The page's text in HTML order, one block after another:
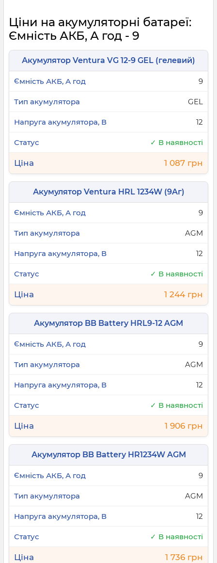
Ціни на акумуляторні батареї:
Ємність АКБ, А год - 9
Акумулятор Ventura VG 12-9 GEL (гелевий)
9
GEL
12
✓ В наявності
1 087 грн
Акумулятор Ventura HRL 1234W (9Aг)
9
AGM
12
✓ В наявності
1 244 грн
Акумулятор BB Battery HRL9-12 AGM
9
AGM
12
✓ В наявності
1 906 грн
Акумулятор BB Battery HR1234W AGM
9
AGM
12
✓ В наявності
1 736 грн